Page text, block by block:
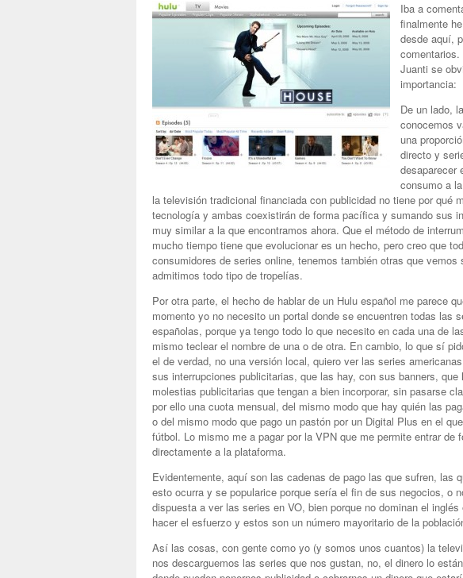
Iba a
finalmente
desde aquí,
Juanti se
importancia:
De un lado,
conocemos
una
directo y
desaparecer
consumo a
la televisión tradicional financiada con publicidad no tiene por qué
tecnología y ambas coexistirán de forma pacífica y sumando sus
muy similar a la que encontramos ahora. Que el método de
mucho tiempo tiene que evolucionar es un hecho, pero creo que
consumidores de series online, tenemos también otras que
admitimos todo tipo de tropelías.
Por otra parte, el hecho de hablar de un Hulu español me parece
momento yo no necesito un portal donde se encuentren todas las
españolas, porque ya tengo todo lo que necesito en cada una de
mismo teclear el nombre de una o de otra. En cambio, lo que sí
el de verdad, no una versión local, quiero ver las series
sus interrupciones publicitarias, que las hay, con sus banners,
molestias publicitarias que tengan a bien incorporar, sin pasarse
por ello una cuota mensual, del mismo modo que hay quién las
o del mismo modo que pago un pastón por un Digital Plus en el
fútbol. Lo mismo me a pagar por la VPN que me permite entrar de
directamente a la plataforma.
Evidentemente, aquí son las cadenas de pago las que sufren, las
esto ocurra y se popularice porque sería el fin de sus negocios, o
dispuesta a ver las series en VO, bien porque no dominan el
hacer el esfuerzo y estos son un número mayoritario de la
Así las cosas, con gente como yo (y somos unos cuantos) la
nos descarguemos las series que nos gustan, no, el dinero lo